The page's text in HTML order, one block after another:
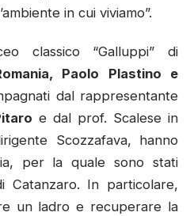
in cui viviamo”.
classico “Galluppi” di
Paolo Plastino e
dal rappresentante
e dal prof. Scalese in
Scozzafava, hanno
per la quale sono stati
Catanzaro. In particolare,
un ladro e recuperare la